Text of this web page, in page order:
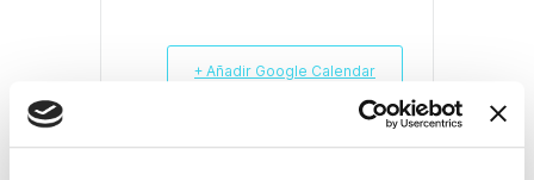
+ Añadir Google Calendar